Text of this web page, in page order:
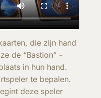
die zijn hand
de “Bastion” -
in hun hand.
te bepalen.
deze speler